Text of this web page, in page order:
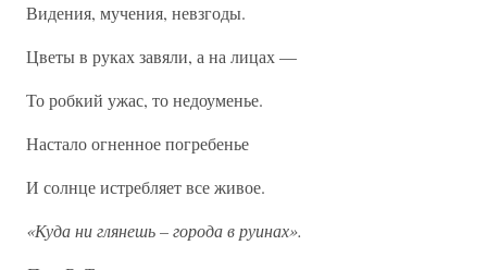
Видения, мучения, невзгоды.
Цветы в руках завяли, а на лицах —
То робкий ужас, то недоуменье.
Настало огненное погребенье
И солнце истребляет все живое.
«Куда ни глянешь – города в руинах».